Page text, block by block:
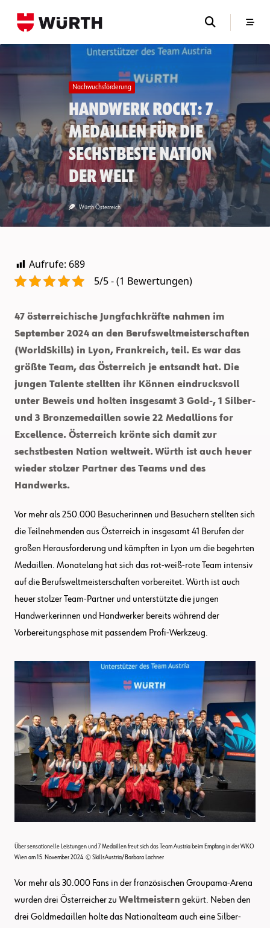
Nachwuchsförderung
Handwerk rockt: 7
Medaillen für die
sechstbeste Nation
der Welt
Würth Österreich
Aufrufe: 689
5/5 - (1 Bewertungen)
47 österreichische Jungfachkräfte nahmen im
September 2024 an den Berufsweltmeisterschaften
(WorldSkills) in Lyon, Frankreich, teil. Es war das
größte Team, das Österreich je entsandt hat. Die
jungen Talente stellten ihr Können eindrucksvoll
unter Beweis und holten insgesamt 3 Gold-, 1 Silber-
und 3 Bronzemedaillen sowie 22 Medallions for
Excellence. Österreich krönte sich damit zur
sechstbesten Nation weltweit.Würth ist auch heuer
wieder stolzer Partner des Teams und des
Handwerks.
Vor mehr als 250.000 Besucherinnen und Besuchern stellten sich
die Teilnehmenden aus Österreich in insgesamt 41 Berufen der
großen Herausforderung und kämpften in Lyon um die begehrten
Medaillen. Monatelang hat sich das rot-weiß-rote Team intensiv
auf die Berufsweltmeisterschaften vorbereitet. Würth ist auch
heuer stolzer Team-Partner und unterstützte die jungen
Handwerkerinnen und Handwerker bereits während der
Vorbereitungsphase mit passendem Profi-Werkzeug.
Über sensationelle Leistungen und 7 Medaillen freut sich das Team Austria beim Empfang in der WKO
Wien am 15. November 2024. © SkillsAustria/Barbara Lachner
Vor mehr als 30.000 Fans in der französischen Groupama-Arena
wurden drei Österreicher zu Weltmeistern gekürt. Neben den
drei Goldmedaillen holte das Nationalteam auch eine Silber-